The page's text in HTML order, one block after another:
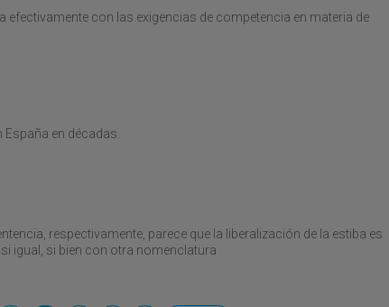
efectivamente con las exigencias de competencia en materia de
en décadas.
respectivamente, parece que la liberalización de la estiba es
igual, si bien con otra nomenclatura